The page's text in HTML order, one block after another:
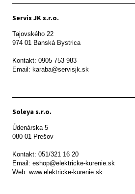
Servis JK s.r.o.
Tajovského 22
974 01 Banská Bystrica
Kontakt: 0905 753 983
Email: karaba@servisjk.sk
Soleya s.r.o.
Údenárska 5
080 01 Prešov
Kontakt: 051/321 16 20
Email: eshop@elektricke-kurenie.sk
Web: www.elektricke-kurenie.sk